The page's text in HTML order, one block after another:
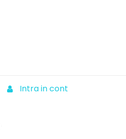
Intra in cont